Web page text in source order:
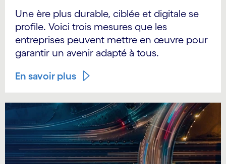
Une ère plus durable, ciblée et digitale se
profile. Voici trois mesures que les
entreprises peuvent mettre en œuvre pour
garantir un avenir adapté à tous.
En savoir plus